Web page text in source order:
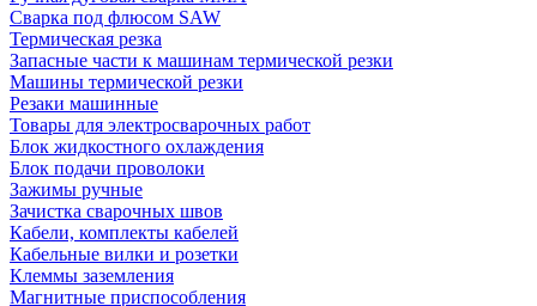
Сварка под флюсом SAW
Термическая резка
Запасные части к машинам термической резки
Машины термической резки
Резаки машинные
Товары для электросварочных работ
Блок жидкостного охлаждения
Блок подачи проволоки
Зажимы ручные
Зачистка сварочных швов
Кабели, комплекты кабелей
Кабельные вилки и розетки
Клеммы заземления
Магнитные приспособления